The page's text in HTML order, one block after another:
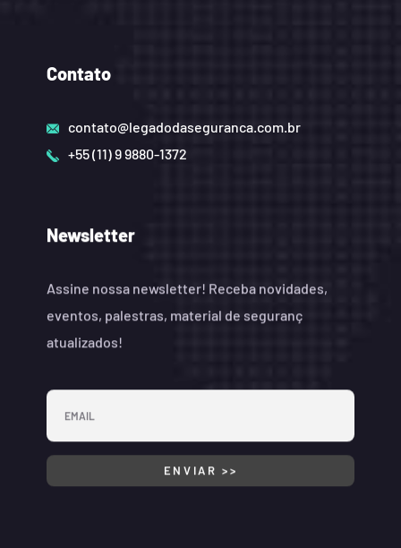
Contato
contato@legadodaseguranca.com.br
+55 (11) 9 9880-1372
Newsletter
Assine nossa newsletter! Receba novidades,
eventos, palestras, material de seguranç
atualizados!